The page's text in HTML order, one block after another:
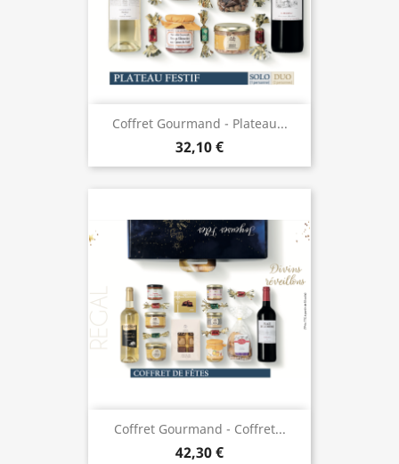
Coffret Gourmand - Plateau...
32,10 €
Coffret Gourmand - Coffret...
42,30 €